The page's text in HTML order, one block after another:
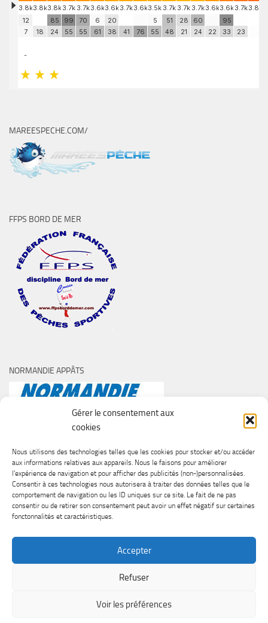
Gérer le consentement aux
cookies
Nous utilisons des technologies telles que les cookies pour stocker et/ou accéder
aux informations relatives aux appareils. Nous le faisons pour améliorer
l’expérience de navigation et pour afficher des publicités (non-)personnalisées.
Consentir à ces technologies nous autorisera à traiter des données telles que le
comportement de navigation ou les ID uniques sur ce site. Le fait de ne pas
consentir ou de retirer son consentement peut avoir un effet négatif sur certaines
fonctonnalités et caractéristiques.
Accepter
Refuser
Voir les préférences
MAREESPECHE.COM/
FFPS BORD DE MER
NORMANDIE APPÂTS
Fièrement propulsé par - Conçu par